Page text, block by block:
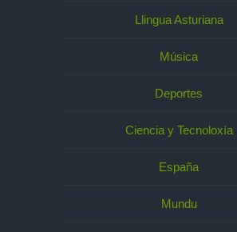
Llingua Asturiana
Música
Deportes
Ciencia y Tecnoloxía
España
Mundu